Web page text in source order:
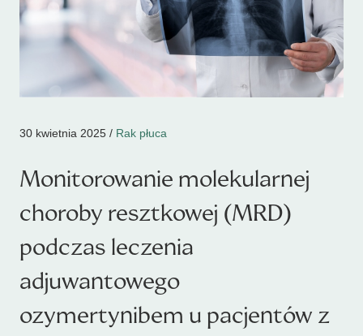
30 kwietnia 2025 / Rak płuca
Monitorowanie molekularnej
choroby resztkowej (MRD)
podczas leczenia
adjuwantowego
ozymertynibem u pacjentów z